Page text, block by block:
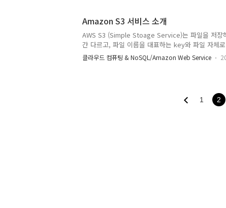
는 내용은 item이라고 부르는데, 각 item은 key에
는 다르게, 각 ROW는 똑같은 Column을 갖는 것이
column을 가질 수 있다 그래서, 각..
Amazon S3 서비스 소개
AWS S3 (Simple Stoage Service)는 파일을 저장
간 다르고, 파일 이름을 대표하는 key와 파일 자
기는 개당 1byte~5TB이고, 총 저장 용량에는 제한
가지고 있다.S3에 접근하기 위해서는 일반적은 file
클라우드 컴퓨팅 & NoSQL/Amazon Web Service
1 2